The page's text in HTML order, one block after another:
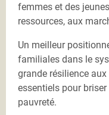
femmes et des
ressources, aux
Un meilleur
familiales dans le
grande résilience
essentiels pour
pauvreté.